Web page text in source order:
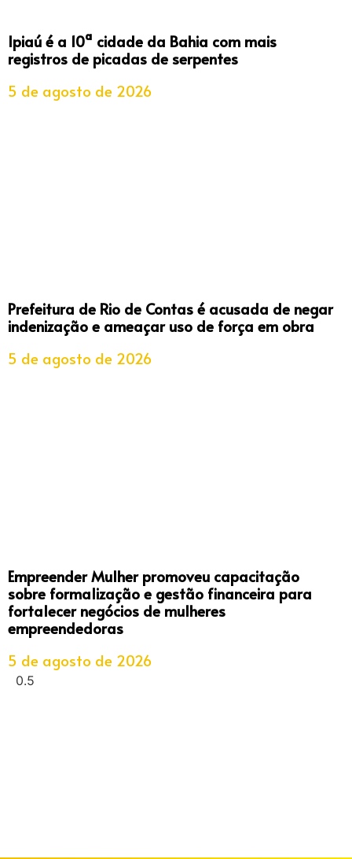
Ipiaú é a 10ª cidade da Bahia com mais
registros de picadas de serpentes
5 de agosto de 2026
Prefeitura de Rio de Contas é acusada de negar
indenização e ameaçar uso de força em obra
5 de agosto de 2026
Empreender Mulher promoveu capacitação
sobre formalização e gestão financeira para
fortalecer negócios de mulheres
empreendedoras
5 de agosto de 2026